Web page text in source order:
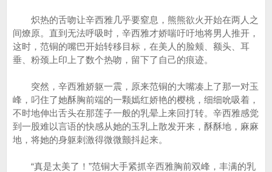
炽热的舌吻让辛西雅几乎要窒息，熊熊欲火开始在两人之
间燎原。直到无法呼吸时，辛西雅才娇喘吁吁地将男人推开，
这时，范铜的嘴巴开始转移目标，在美人的脸颊、额头、耳
垂、粉颈上印上了数个热吻，留下了自己的痕迹。
突然，辛西雅娇躯一震，原来范铜的大嘴凑上了那一对玉
峰，叼住了她酥胸前端的一颗嫣红娇艳的樱桃，细细吮吸着，
不时地伸出舌头在那莲子一般的乳晕上来回打转。辛西雅感觉
到一股难以言语的快感从她的玉乳上散发开来，酥酥地，麻麻
地，将她的身躯刺激得微微颤抖起来。
“真是太美了！”范铜大手紧抓辛西雅胸前双峰，丰满的乳